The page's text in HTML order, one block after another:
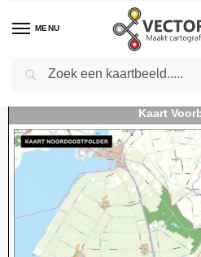
MENU
Home Kaarten - Regio kaarten